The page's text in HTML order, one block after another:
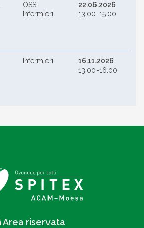
OSS,
Infermieri
22.06.2026
13.00-15.00
Infermieri
16.11.2026
13.00-16.00
Area riservata